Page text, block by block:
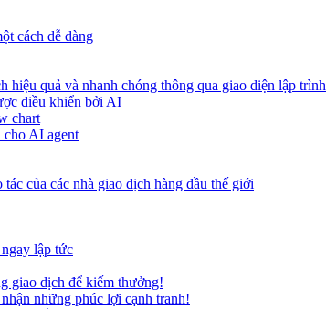
cách dễ dàng
hiệu quả và nhanh chóng thông qua giao diện lập trình
điều khiển bởi AI
chart
cho AI agent
tác của các nhà giao dịch hàng đầu thế giới
lập tức
giao dịch để kiếm thưởng!
những phúc lợi cạnh tranh!